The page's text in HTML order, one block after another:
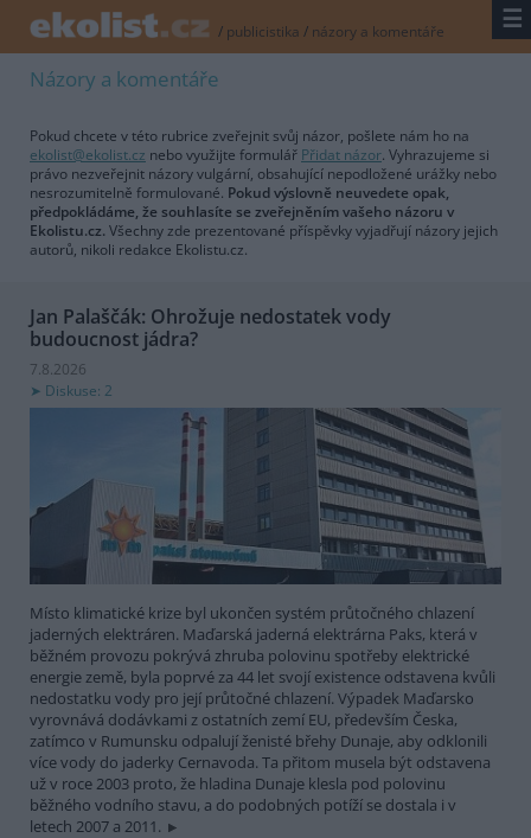
/ publicistika / názory a komentáře ☰
Názory a komentáře
Pokud chcete v této rubrice zveřejnit svůj názor, pošlete nám ho na
ekolist@ekolist.cz nebo využijte formulář Přidat názor. Vyhrazujeme si
právo nezveřejnit názory vulgární, obsahující nepodložené urážky nebo
nesrozumitelně formulované. Pokud výslovně neuvedete opak,
předpokládáme, že souhlasíte se zveřejněním vašeho názoru v
Ekolistu.cz. Všechny zde prezentované příspěvky vyjadřují názory jejich
autorů, nikoli redakce Ekolistu.cz.
Jan Palaščák: Ohrožuje nedostatek vody
budoucnost jádra?
7.8.2026
Diskuse: 2
Místo klimatické krize byl ukončen systém průtočného chlazení
jaderných elektráren. Maďarská jaderná elektrárna Paks, která v
běžném provozu pokrývá zhruba polovinu spotřeby elektrické
energie země, byla poprvé za 44 let svojí existence odstavena kvůli
nedostatku vody pro její průtočné chlazení. Výpadek Maďarsko
vyrovnává dodávkami z ostatních zemí EU, především Česka,
zatímco v Rumunsku odpalují ženisté břehy Dunaje, aby odklonili
více vody do jaderky Cernavoda. Ta přitom musela být odstavena
už v roce 2003 proto, že hladina Dunaje klesla pod polovinu
běžného vodního stavu, a do podobných potíží se dostala i v
letech 2007 a 2011.